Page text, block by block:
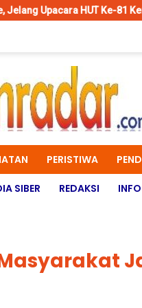
81 Kemerdekaan RI
PERISTIWA
SIBER REDAKSI